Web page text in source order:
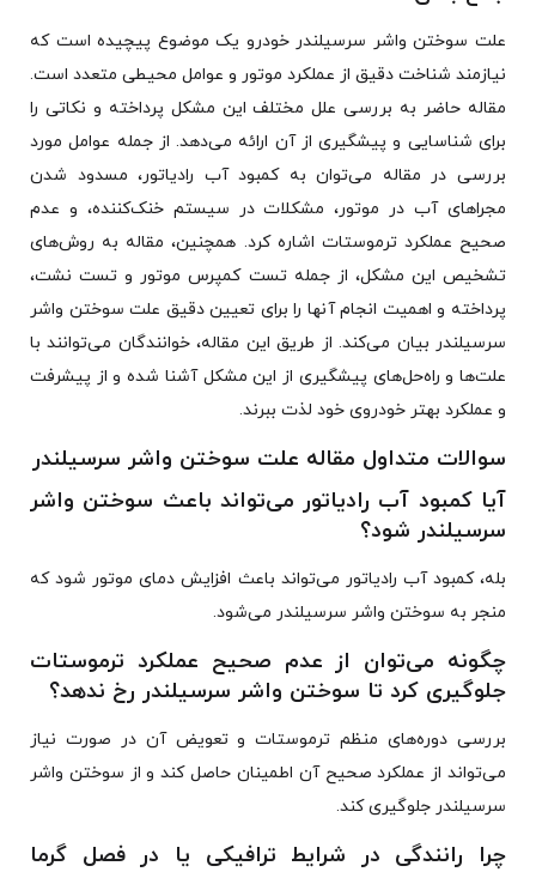
علت سوختن واشر سرسیلندر خودرو یک موضوع پیچیده است که
نیازمند شناخت دقیق از عملکرد موتور و عوامل محیطی متعدد است.
مقاله حاضر به بررسی علل مختلف این مشکل پرداخته و نکاتی را
برای شناسایی و پیشگیری از آن ارائه می‌دهد. از جمله عوامل مورد
بررسی در مقاله می‌توان به کمبود آب رادیاتور، مسدود شدن
مجراهای آب در موتور، مشکلات در سیستم خنک‌کننده، و عدم
صحیح عملکرد ترموستات اشاره کرد. همچنین، مقاله به روش‌های
تشخیص این مشکل، از جمله تست کمپرس موتور و تست نشت،
پرداخته و اهمیت انجام آنها را برای تعیین دقیق علت سوختن واشر
سرسیلندر بیان می‌کند. از طریق این مقاله، خوانندگان می‌توانند با
علت‌ها و راه‌حل‌های پیشگیری از این مشکل آشنا شده و از پیشرفت
و عملکرد بهتر خودروی خود لذت ببرند.
سوالات متداول مقاله علت سوختن واشر سرسیلندر
آیا کمبود آب رادیاتور می‌تواند باعث سوختن واشر
سرسیلندر شود؟
بله، کمبود آب رادیاتور می‌تواند باعث افزایش دمای موتور شود که
منجر به سوختن واشر سرسیلندر می‌شود.
چگونه می‌توان از عدم صحیح عملکرد ترموستات
جلوگیری کرد تا سوختن واشر سرسیلندر رخ ندهد؟
بررسی دوره‌های منظم ترموستات و تعویض آن در صورت نیاز
می‌تواند از عملکرد صحیح آن اطمینان حاصل کند و از سوختن واشر
سرسیلندر جلوگیری کند.
چرا رانندگی در شرایط ترافیکی یا در فصل گرما